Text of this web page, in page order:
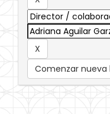
Comenzar nueva